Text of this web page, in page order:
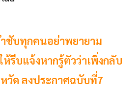
ชับทุกคนอย่าพยายาม
ห้รีบแจ้งหากรู้ตัวว่าเพิ่งกลับ
วัด ลงประกาศฉบับที่7